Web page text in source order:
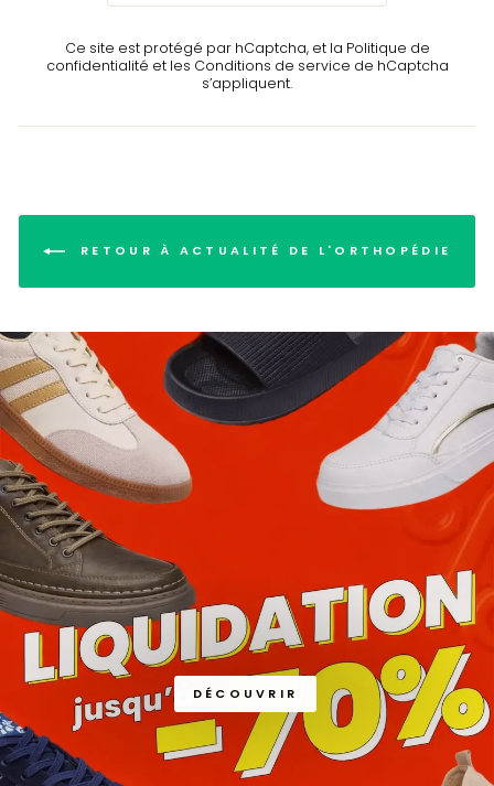
Ce site est protégé par hCaptcha, et la Politique de
confidentialité et les Conditions de service de hCaptcha
s’appliquent.
RETOUR À ACTUALITÉ DE L'ORTHOPÉDIE
DÉCOUVRIR